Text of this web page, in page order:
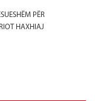
PËR
HAXHIAJ